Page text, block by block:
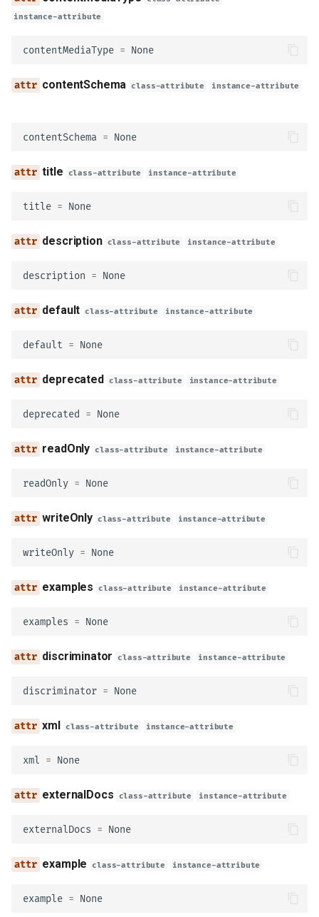
head
patch
trace
instance-attribute
contentMediaType = None
contentSchema class-attribute instance-attribute
contentSchema = None
title class-attribute instance-attribute
title = None
description class-attribute instance-attribute
description = None
default class-attribute instance-attribute
default = None
deprecated class-attribute instance-attribute
deprecated = None
readOnly class-attribute instance-attribute
readOnly = None
writeOnly class-attribute instance-attribute
writeOnly = None
examples class-attribute instance-attribute
examples = None
discriminator class-attribute instance-attribute
discriminator = None
xml class-attribute instance-attribute
xml = None
externalDocs class-attribute instance-attribute
externalDocs = None
example class-attribute instance-attribute
example = None